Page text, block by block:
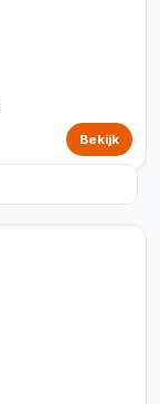
Bekijk